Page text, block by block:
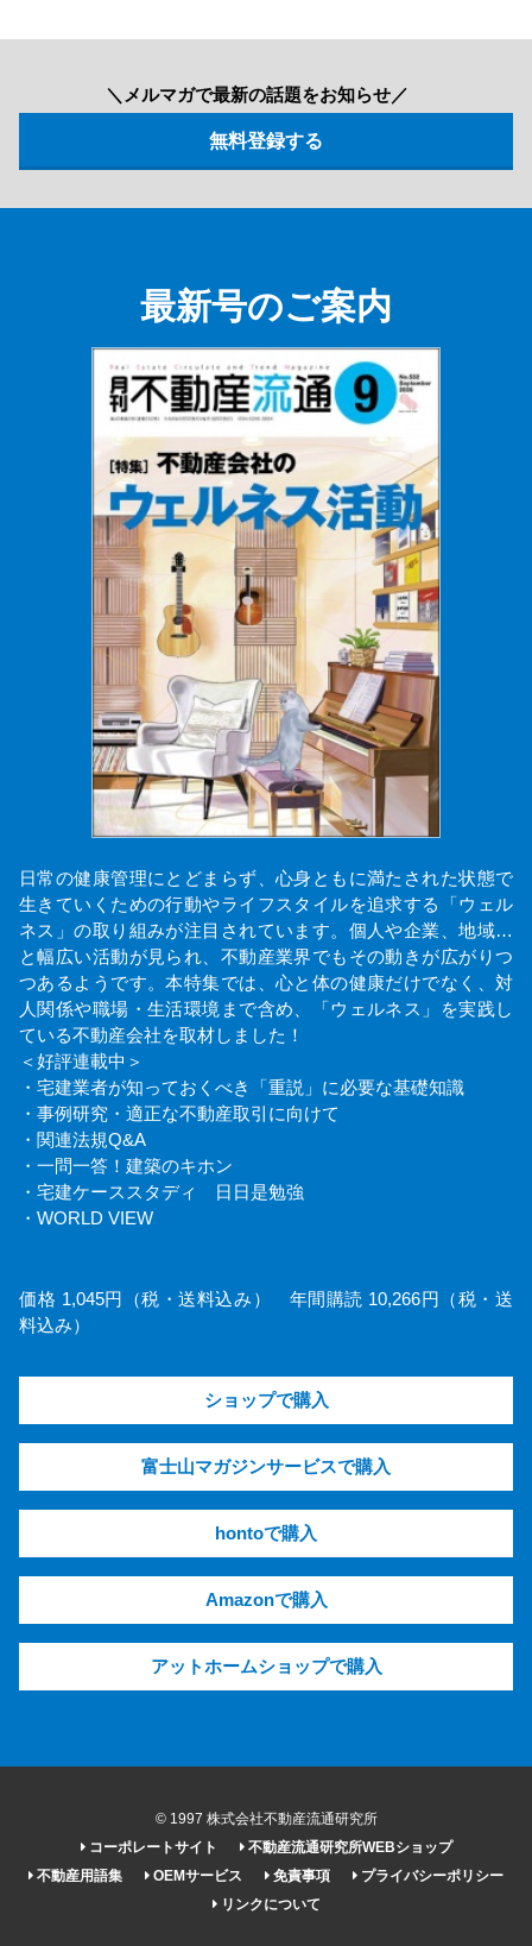
＼メルマガで最新の話題をお知らせ／
最新号のご案内
日常の健康管理にとどまらず、心身ともに満たされた状態で
生きていくための行動やライフスタイルを追求する「ウェル
ネス」の取り組みが注目されています。個人や企業、地域…
と幅広い活動が見られ、不動産業界でもその動きが広がりつ
つあるようです。本特集では、心と体の健康だけでなく、対
人関係や職場・生活環境まで含め、「ウェルネス」を実践し
ている不動産会社を取材しました！
＜好評連載中＞
・宅建業者が知っておくべき「重説」に必要な基礎知識
・事例研究・適正な不動産取引に向けて
・関連法規Q&A
・一問一答！建築のキホン
・宅建ケーススタディ 日日是勉強
・WORLD VIEW
価格 1,045円（税・送料込み） 年間購読 10,266円（税・送
料込み）
ショップで購入
富士山マガジンサービスで購入
hontoで購入
Amazonで購入
アットホームショップで購入
© 1997 株式会社不動産流通研究所
コーポレートサイト
不動産流通研究所WEBショップ
不動産用語集
OEMサービス 免責事項
プライバシーポリシー
リンクについて